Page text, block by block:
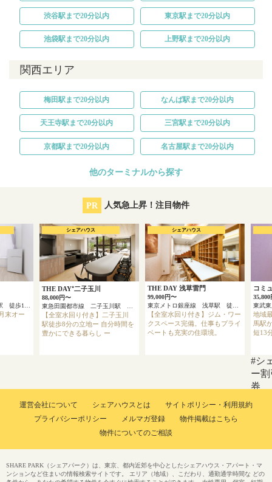
渋谷駅まで20分以内 東京駅まで20分以内
池袋駅まで20分以内 上野駅まで20分以内
関西エリア
梅田駅まで20分以内 なんば駅まで20分以内
天王寺駅まで20分以内 三宮駅まで20分以内
京都駅まで20分以内 名古屋駅まで20分以内
他のターミナルから探す
PR 人気急上昇！注目物件
京浜急行本線 上大岡駅 徒歩13分
末オー
THE DAY⁺二子玉川
88,000円〜
東急田園都市線 二子玉川駅 徒歩8分
【全室水回り付き】二子玉川
駅徒歩8分の立地ー 自分時間を
豊かにできる暮らし ー
シェアハウス
THE DAY 浅草雷門
99,000円〜
東京メトロ銀座線 浅草駅 徒歩4分
【全室水回り付き】ジム・ワー
クスペース完備。仕事もプライ
ベートも充実の住環境。
シェアハウス
コミ
35,800
地域
馬駅
短13
#シ
ー
券
運営会社について シェアハウスとは
サイトポリシー・利用規約
プライバシーポリシー
メルマガ登録
物件掲載はこちら
物件についてのご相談
SHARE PARK（シェアパーク）は、東京、都内近郊を中心としたシェアハウス・アパート・マ
ンションなど住まいの情報検索サイトです。 エリア（地域）、こだわり、通勤通学時間な どの